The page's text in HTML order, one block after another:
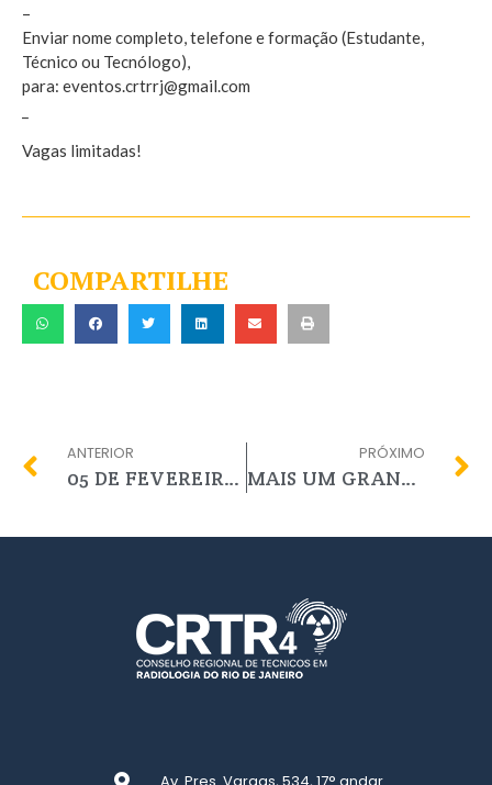
–
Enviar nome completo, telefone e formação (Estudante,
Técnico ou Tecnólogo),
para: eventos.crtrrj@gmail.com
Vagas limitadas!
COMPARTILHE
ANTERIOR
05 DE FEVEREIRO, DIA NACIONAL DA MAMOGRAFIA
PRÓXIMO
MAIS UM GRANDE PASSO